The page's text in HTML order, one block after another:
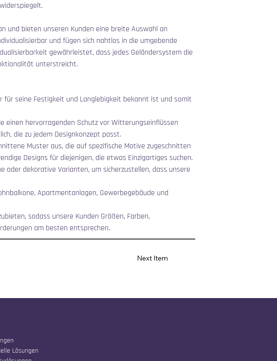
und bieten unseren Kunden eine breite Auswahl an
und fügen sich nahtlos in die umgebende
gewährleistet, dass jedes Geländersystem die
unterstreicht.
seine Festigkeit und Langlebigkeit bekannt ist und somit
einen hervorragenden Schutz vor Witterungseinflüssen
die zu jedem Designkonzept passt.
Muster aus, die auf spezifische Motive zugeschnitten
Designs für diejenigen, die etwas Einzigartiges suchen.
dekorative Varianten, um sicherzustellen, dass unsere
Apartmentanlagen, Gewerbegebäude und
sodass unsere Kunden Größen, Farben,
am besten entsprechen.
Next Item
Lösungen